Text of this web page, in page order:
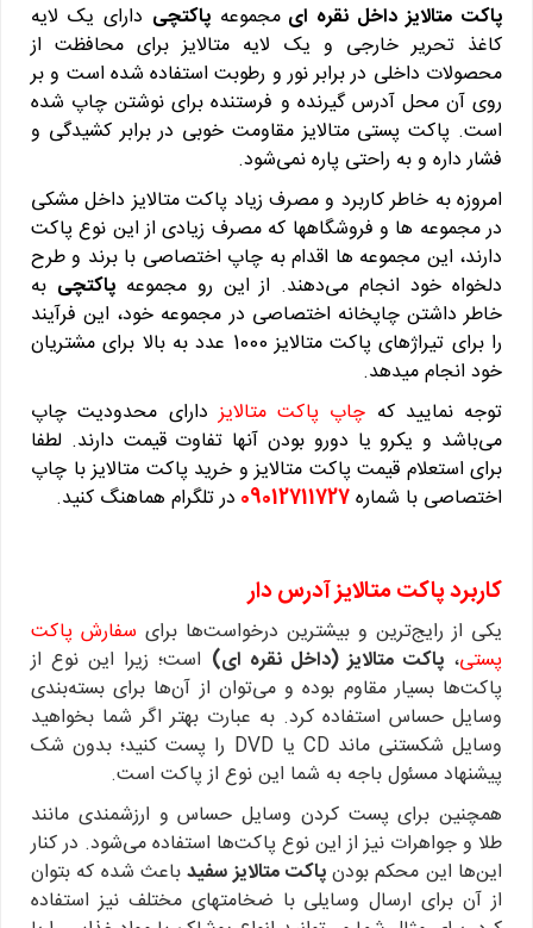
پاکت متالایز داخل نقره ایمجموعهپاکتچی دارای یک لایه
کاغذ تحریر خارجی و یک لایه متالایز برای محافظت از
محصولات داخلی در برابر نور و رطوبت استفاده شده است و بر
روی آن محل آدرس گیرنده و فرستنده برای نوشتن چاپ شده
است. پاکت پستی متالایز مقاومت خوبی در برابر کشیدگی و
فشار داره و به راحتی پاره نمی‌شود.
امروزه به خاطر کاربرد و مصرف زیاد پاکت متالایز داخل مشکی
در مجموعه ها و فروشگاهها که مصرف زیادی از این نوع پاکت
دارند، این مجموعه ها اقدام به چاپ اختصاصی با برند و طرح
دلخواه خود انجام می‌دهند. از این رو مجموعهپاکتچی به
خاطر داشتن چاپخانه اختصاصی در مجموعه خود، این فرآیند
را برای تیراژهای پاکت متالایز 1000 عدد به بالا برای مشتریان
خود انجام میدهد.
توجه نمایید که چاپ پاکت متالایزدارای محدودیت چاپ
می‌باشد و یکرو یا دورو بودن آنها تفاوت قیمت دارند. لطفا
برای استعلام قیمت پاکت متالایز و خرید پاکت متالایز با چاپ
اختصاصی با شماره09012711727 در تلگرام هماهنگ کنید.
کاربرد پاکت متالایز آدرس دار
یکی از رایج‌ترین و بیشترین درخواست‌ها برای سفارش پاکت‌
پستی،پاکت متالایز (داخل نقره ای) است؛ زیرا این نوع از
پاکت‌ها بسیار مقاوم بوده و می‌توان از آن‌ها برای بسته‌بندی
وسایل حساس استفاده کرد. به عبارت بهتر اگر شما بخواهید
وسایل شکستنی ماند CD یا DVD را پست کنید؛ بدون شک
پیشنهاد مسئول باجه به شما این نوع از پاکت است.
همچنین برای پست کردن وسایل حساس و ارزشمندی مانند
طلا و جواهرات نیز از این نوع پاکت‌ها استفاده می‌شود. در کنار
این‌ها این محکم بودنپاکت متالایز سفیدباعث شده که بتوان
از آن برای ارسال وسایلی با ضخامتهای مختلف نیز استفاده